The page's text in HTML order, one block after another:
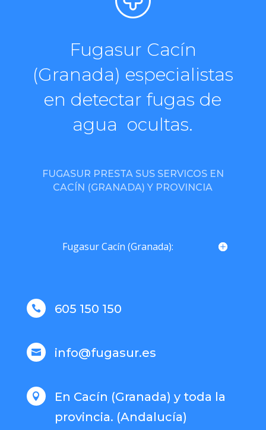
Fugasur Cacín
(Granada) especialistas
en detectar fugas de
agua ocultas.
FUGASUR PRESTA SUS SERVICOS EN
CACÍN (GRANADA) Y PROVINCIA
Fugasur Cacín (Granada):
 605 150 150
 info@fugasur.es

En Cacín (Granada) y toda la
provincia. (Andalucía)